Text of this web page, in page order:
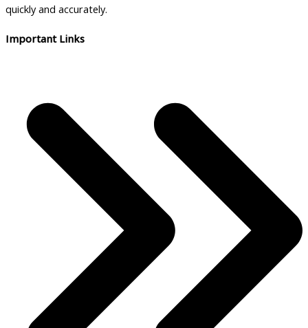
quickly and accurately.
Important Links